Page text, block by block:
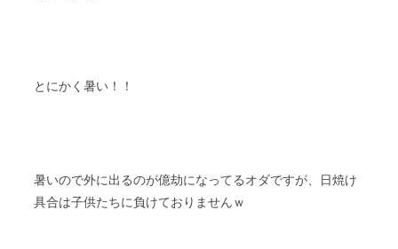
とにかく暑い！！
暑いので外に出るのが億劫になってるオダですが、日焼け
具合は子供たちに負けておりませんｗ